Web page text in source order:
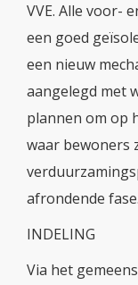
VVE. Alle voor-
een goed
een nieuw
aangelegd met
plannen om op
waar bewoners
afrondende fase.
INDELING
Via het